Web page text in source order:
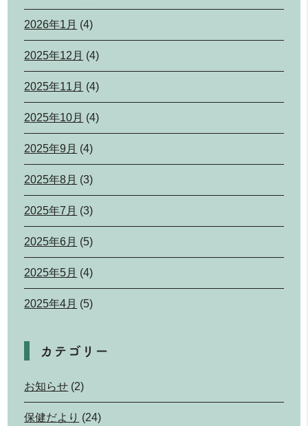
2026年1月 (4)
2025年12月 (4)
2025年11月 (4)
2025年10月 (4)
2025年9月 (4)
2025年8月 (3)
2025年7月 (3)
2025年6月 (5)
2025年5月 (4)
2025年4月 (5)
カテゴリー
お知らせ (2)
保健だより (24)